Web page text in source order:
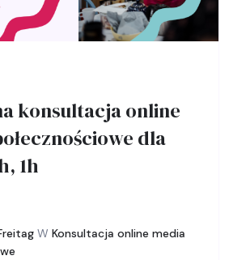
konsultacja online
dla
1h
W Konsultacja online media